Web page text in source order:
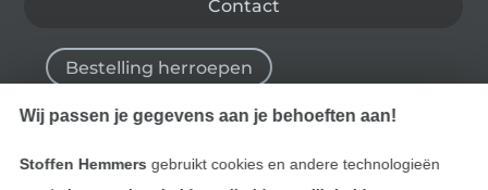
Contact
Bestelling herroepen
Vind meer inspiratie
Wij passen je gegevens aan je behoeften aan!
Stoffen Hemmers gebruikt cookies en andere technologieën